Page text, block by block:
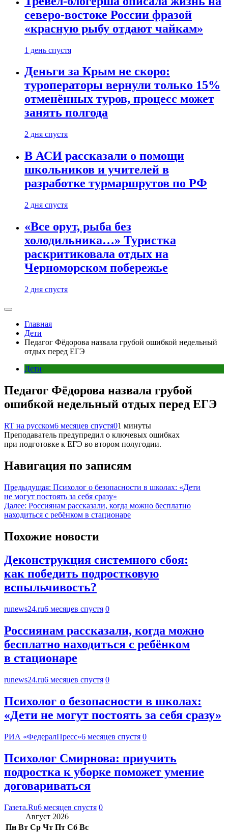
северо-востоке России фразой
«красную рыбу отдают чайкам»
1 день спустя
Деньги за Крым не скоро:
туроператоры вернули только 15%
отменённых туров, процесс может
занять полгода
2 дня спустя
В АСИ рассказали о помощи
школьников и учителей в
разработке турмаршрутов по РФ
2 дня спустя
«Все орут, рыба без
холодильника…» Туристка
раскритиковала отдых на
Черноморском побережье
2 дня спустя
Главная
Дети
Педагог Фёдорова назвала грубой ошибкой недельный
отдых перед ЕГЭ
Дети
Педагог Фёдорова назвала грубой
ошибкой недельный отдых перед ЕГЭ
RT на русском6 месяцев спустя01 минуты
Преподаватель предупредил о ключевых ошибках
при подготовке к ЕГЭ во втором полугодии.
Навигация по записям
Предыдущая: Психолог о безопасности в школах: «Дети
не могут постоять за себя сразу»
Далее: Россиянам рассказали, когда можно бесплатно
находиться с ребёнком в стационаре
Похожие новости
Деконструкция системного сбоя:
как победить подростковую
вспыльчивость?
runews24.ru6 месяцев спустя 0
Россиянам рассказали, когда можно
бесплатно находиться с ребёнком
в стационаре
runews24.ru6 месяцев спустя 0
Психолог о безопасности в школах:
«Дети не могут постоять за себя сразу»
РИА «ФедералПресс»6 месяцев спустя 0
Психолог Смирнова: приучить
подростка к уборке поможет умение
договариваться
Газета.Ru6 месяцев спустя 0
Август 2026
Пн Вт Ср Чт Пт Сб Вс